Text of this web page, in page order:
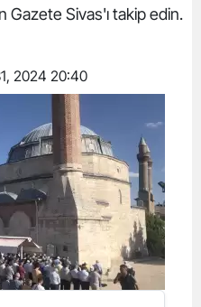
Gazete Sivas'ı takip edin.
2024 20:40